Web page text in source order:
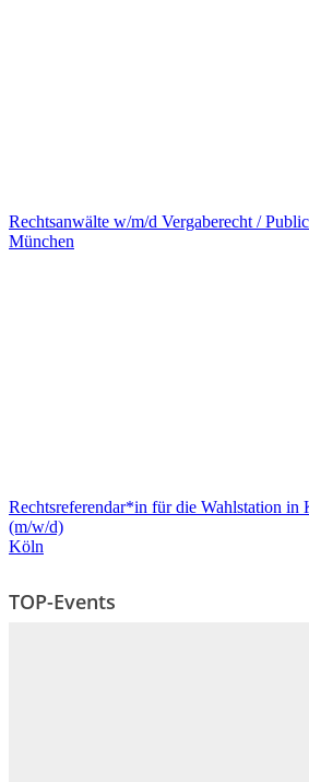
Rechtsanwälte w/m/d Vergaberecht /
München
Rechtsreferendar*in für die Wahlstation in
(m/w/d)
Köln
TOP-Events